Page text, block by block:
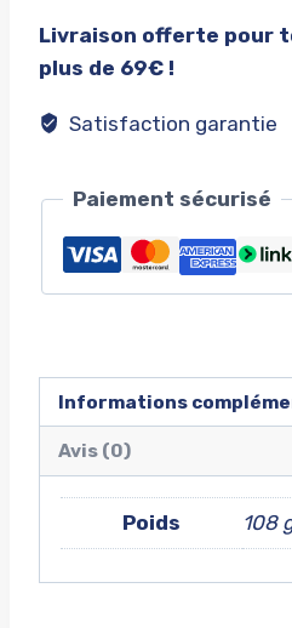
Livraison offerte pour
plus de 69€ !
Satisfaction garantie
Paiement sécurisé
Informations
Avis (0)
Poids 108